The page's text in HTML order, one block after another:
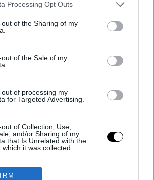
Processing Opt Outs
out of the Sharing of my
out of the Sale of my
out of processing my
for Targeted Advertising.
of Collection, Use,
and/or Sharing of my
that Is Unrelated with the
it was collected.
που προσθέτουν όγκο σε
θα κυριαρχήσουν το 2025
2025